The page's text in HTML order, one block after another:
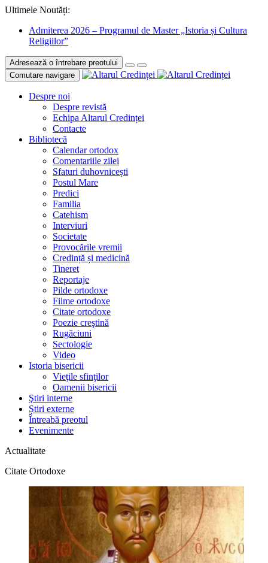
Ultimele Noutăți:
Admiterea 2026 – Programul de Master „Istoria și Cultura
Religiilor”
Adresează o întrebare preotului
Comutare navigare
Despre noi
Despre revistă
Echipa Altarul Credinței
Contacte
Bibliotecă
Calendar ortodox
Comentariile zilei
Sfaturi duhovnicești
Postul Mare
Predici
Familia
Catehism
Interviuri
Societate
Provocările vremii
Credință și medicină
Tineret
Reportaje
Pilde ortodoxe
Filme ortodoxe
Citate ortodoxe
Poezie creştină
Rugăciuni
Sectologie
Video
Istoria bisericii
Vieţile sfinţilor
Oamenii bisericii
Ştiri interne
Știri externe
Întreabă preotul
Evenimente
Actualitate
Citate Ortodoxe